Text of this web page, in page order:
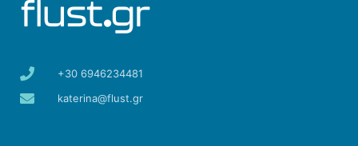
+30 6946234481
katerina@flust.gr